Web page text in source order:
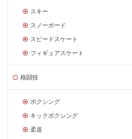
スキー
スノーボード
スピードスケート
フィギュアスケート
格闘技
ボクシング
キックボクシング
柔道